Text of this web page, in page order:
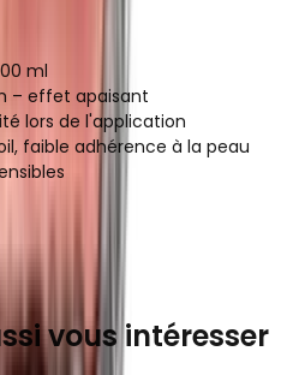
ml
– effet apaisant
lors de l'application
faible adhérence à la peau
vous intéresser